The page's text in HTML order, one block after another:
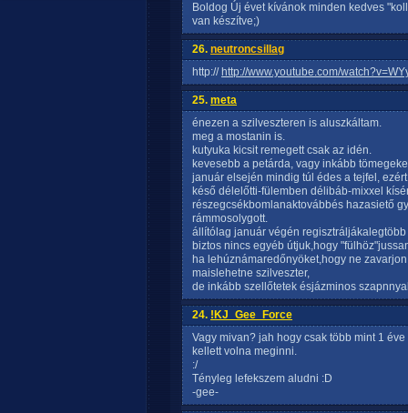
Boldog Új évet kívánok minden kedves
van készítve;)
26. neutroncsillag
http:// http://www.youtube.com/
25. meta
énezen a szilveszteren is aluszkáltam.
meg a mostanin is.
kutyuka kicsit remegett csak az idén.
kevesebb a petárda, vagy inkább
január elsején mindig túl édes a tejfel,
késő délelőtti-fülemben délibáb-mixxel
részegcsékbomlanaktovábbés hazasiető
rámmosolygott.
állítólag január végén
biztos nincs egyéb útjuk,hogy
ha lehúznámaredőnyöket,hogy ne
maislehetne szilveszter,
de inkább szellőtetek ésjázminos
24. !KJ_Gee_Force
Vagy mivan? jah hogy csak több mint 1
kellett volna meginni.
:/
Tényleg lefekszem aludni :D
-gee-